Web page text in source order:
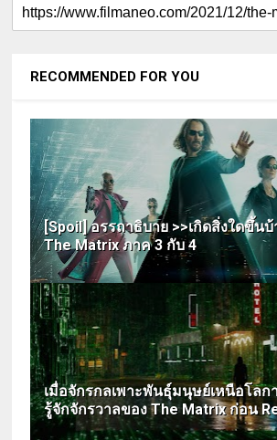
RECOMMENDED FOR YOU
[Spoil] อรรถาธิบาย >>เกิดสิ่งใดขึ้นบ้
The Matrix ภาค 3 กับ 4
เมื่อจักรกลเพาะพันธุ์มนุษย์เหนือโลก
รู้จักจักรวาลของ The Matrix ก่อน